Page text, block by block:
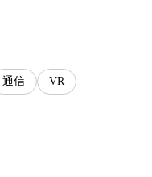
通信 VR